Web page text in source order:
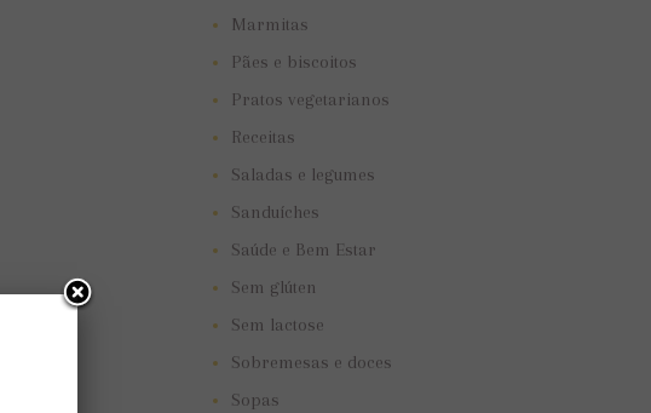
Marmitas
Pães e biscoitos
Pratos vegetarianos
Receitas
Saladas e legumes
Sanduíches
Saúde e Bem Estar
Sem glúten
Sem lactose
Sobremesas e doces
Sopas